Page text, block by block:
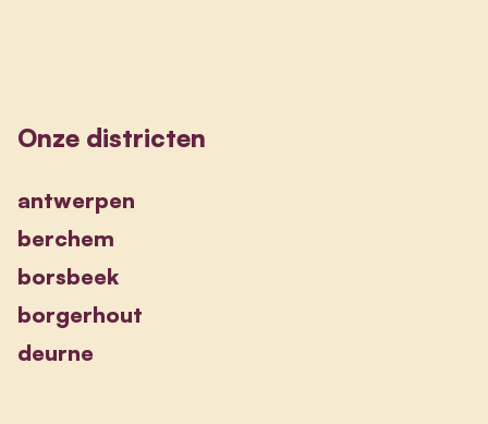
Onze districten
antwerpen
berchem
borsbeek
borgerhout
deurne